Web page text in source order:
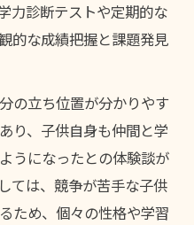
力診断テストや定期的な
的な成績把握と課題発見
の立ち位置が分かりやす
り、子供自身も仲間と学
うになったとの体験談が
ては、競争が苦手な子供
ため、個々の性格や学習